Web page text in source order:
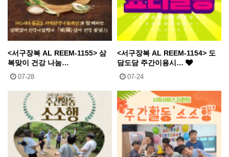
<서구장복 AL REEM-1155> 삼
복맞이 건강 나눔…
07-28
<서구장복 AL REEM-1154> 도
담도담 주간이용시…
07-24